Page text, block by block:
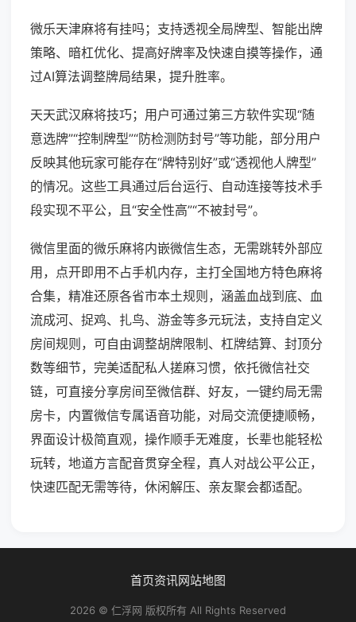
微乐天津麻将有挂吗；支持透视全局牌型、智能出牌
策略、暗杠优化、提高好牌率及快速自摸等操作，通
过AI算法调整牌局结果，提升胜率。
天天武汉麻将技巧；用户可通过第三方软件实现“随
意选牌”“控制牌型”“防检测防封号”等功能，部分用户
反映其他玩家可能存在“牌特别好”或“透视他人牌型”
的情况。这些工具通过后台运行、自动连接等技术手
段实现不平公，且“安全性高”“不被封号”。
微信里面的微乐麻将内嵌微信生态，无需跳转外部应
用，点开即用不占手机内存，主打全国地方特色麻将
合集，精准还原各省市本土规则，涵盖血战到底、血
流成河、捉鸡、扎鸟、游金等多元玩法，支持自定义
房间规则，可自由调整胡牌限制、杠牌结算、封顶分
数等细节，完美适配私人搓麻习惯，依托微信社交
链，可直接分享房间至微信群、好友，一键约局无需
房卡，内置微信专属语音功能，对局交流便捷顺畅，
界面设计极简直观，操作顺手无难度，长辈也能轻松
玩转，地道方言配音贯穿全程，真人对战公平公正，
快速匹配无需等待，休闲解压、亲友聚会都适配。
首页资讯网站地图
2026 © 仁浮网 版权所有 All Rights Reserved